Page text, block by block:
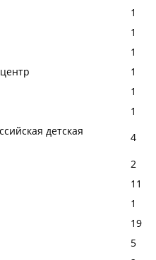
1
1
1
1
1
1
детская
4
2
11
1
19
5